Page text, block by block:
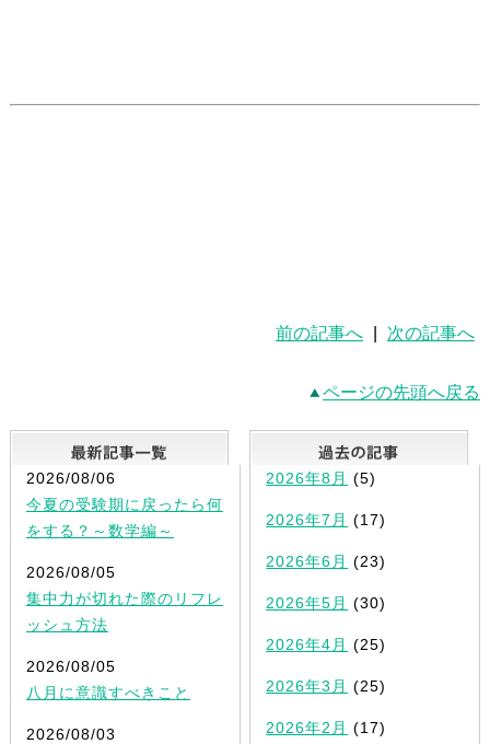
前の記事へ 次の記事へ
ページの先頭へ戻る
最新記事一覧
2026/08/06
今夏の受験期に戻ったら何
をする？～数学編～
2026/08/05
集中力が切れた際のリフレ
ッシュ方法
2026/08/05
八月に意識すべきこと
2026/08/03
2026年8月 (5)
2026年7月 (17)
2026年6月 (23)
2026年5月 (30)
2026年4月 (25)
2026年3月 (25)
2026年2月 (17)